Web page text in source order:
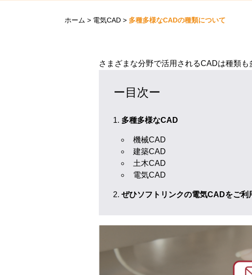
ホーム > 電気CAD > 多種多様なCADの種類について
さまざまな分野で活用されるCADは種類
ー目次ー
多種多様なCAD
機械CAD
建築CAD
土木CAD
電気CAD
ぜひソフトリンクの電気CADをご利